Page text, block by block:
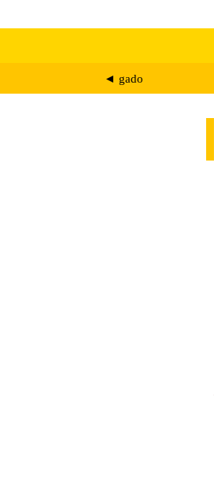
◄ gado